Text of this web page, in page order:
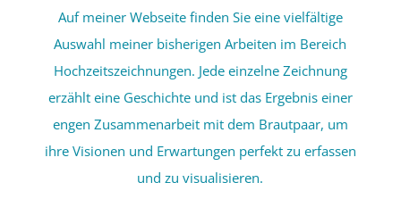
Auf meiner Webseite finden Sie eine vielfältige
Auswahl meiner bisherigen Arbeiten im Bereich
Hochzeitszeichnungen. Jede einzelne Zeichnung
erzählt eine Geschichte und ist das Ergebnis einer
engen Zusammenarbeit mit dem Brautpaar, um
ihre Visionen und Erwartungen perfekt zu erfassen
und zu visualisieren.